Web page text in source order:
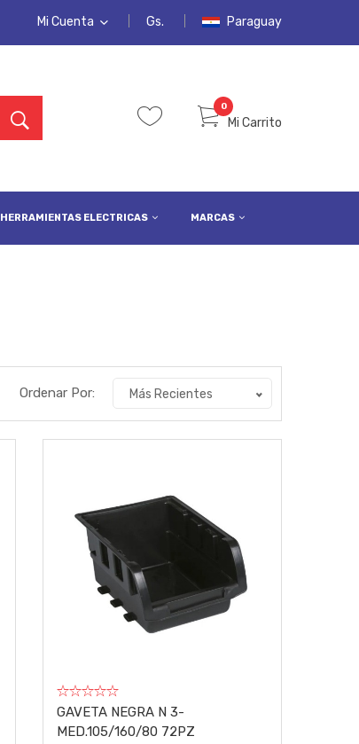
Mi Cuenta
LISTA DE DESEOS
REGISTRARSE
Gs. Paraguay
Mi Carrito
0
HERRAMIENTAS ELECTRICAS MARCAS
Ordenar Por: Más Recientes
GAVETA NEGRA N 3-
MED.105/160/80 72PZ